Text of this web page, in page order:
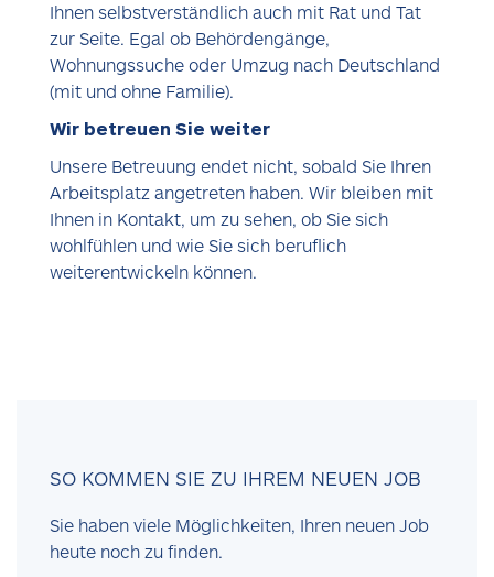
Ihnen selbstverständlich auch mit Rat und Tat
zur Seite. Egal ob Behördengänge,
Wohnungssuche oder Umzug nach Deutschland
(mit und ohne Familie).
Wir betreuen Sie weiter
Unsere Betreuung endet nicht, sobald Sie Ihren
Arbeitsplatz angetreten haben. Wir bleiben mit
Ihnen in Kontakt, um zu sehen, ob Sie sich
wohlfühlen und wie Sie sich beruflich
weiterentwickeln können.
SO KOMMEN SIE ZU IHREM NEUEN JOB
Sie haben viele Möglichkeiten, Ihren neuen Job
heute noch zu finden.